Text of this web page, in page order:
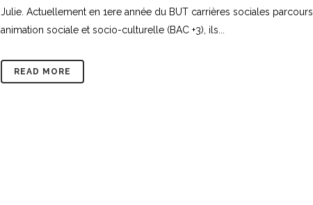
Julie. Actuellement en 1ere année du BUT carrières sociales parcours
animation sociale et socio-culturelle (BAC +3), ils...
READ MORE